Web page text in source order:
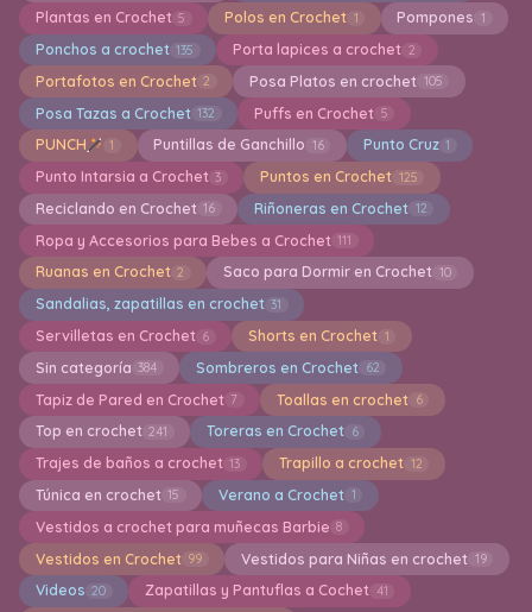
Plantas en Crochet 5 Polos en Crochet 1 Pompones 1
Ponchos a crochet 135 Porta lapices a crochet 2
Portafotos en Crochet 2 Posa Platos en crochet 105
Posa Tazas a Crochet 132 Puffs en Crochet 5
PUNCH 1 Puntillas de Ganchillo 16 Punto Cruz 1
Punto Intarsia a Crochet 3 Puntos en Crochet 125
Reciclando en Crochet 16 Riñoneras en Crochet 12
Ropa y Accesorios para Bebes a Crochet 111
Ruanas en Crochet 2 Saco para Dormir en Crochet 10
Sandalias, zapatillas en crochet 31
Servilletas en Crochet 6 Shorts en Crochet 1
Sin categoría 384 Sombreros en Crochet 62
Tapiz de Pared en Crochet 7 Toallas en crochet 6
Top en crochet 241 Toreras en Crochet 6
Trajes de baños a crochet 13 Trapillo a crochet 12
Túnica en crochet 15 Verano a Crochet 1
Vestidos a crochet para muñecas Barbie 8
Vestidos en Crochet 99 Vestidos para Niñas en crochet 19
Videos 20 Zapatillas y Pantuflas a Cochet 41